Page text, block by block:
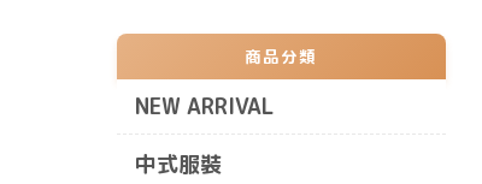
商品分類
NEW ARRIVAL
中式服裝